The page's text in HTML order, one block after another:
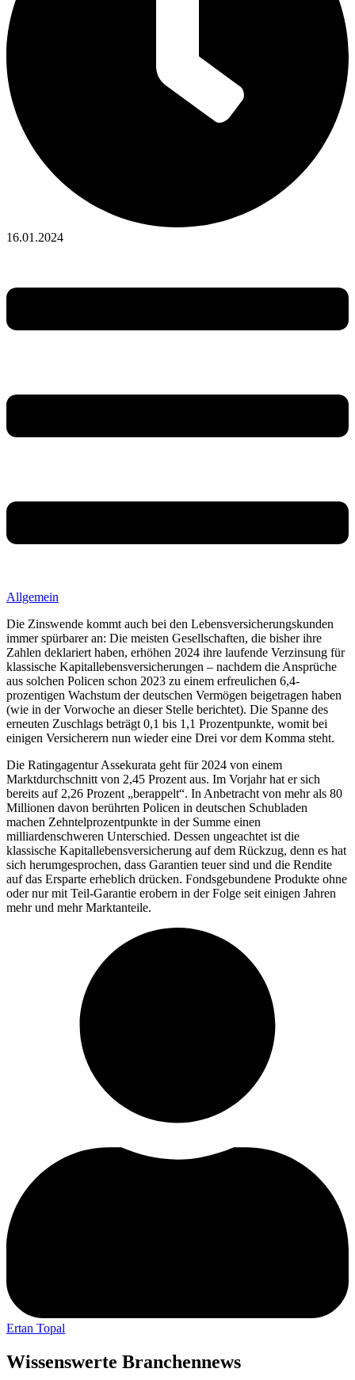
16.01.2024
Allgemein
Die Zinswende kommt auch bei den Lebensversicherungskunden
immer spürbarer an: Die meisten Gesellschaften, die bisher ihre
Zahlen deklariert haben, erhöhen 2024 ihre laufende Verzinsung für
klassische Kapitallebensversicherungen – nachdem die Ansprüche
aus solchen Policen schon 2023 zu einem erfreulichen 6,4-
prozentigen Wachstum der deutschen Vermögen beigetragen haben
(wie in der Vorwoche an dieser Stelle berichtet). Die Spanne des
erneuten Zuschlags beträgt 0,1 bis 1,1 Prozentpunkte, womit bei
einigen Versicherern nun wieder eine Drei vor dem Komma steht.
Die Ratingagentur Assekurata geht für 2024 von einem
Marktdurchschnitt von 2,45 Prozent aus. Im Vorjahr hat er sich
bereits auf 2,26 Prozent „berappelt“. In Anbetracht von mehr als 80
Millionen davon berührten Policen in deutschen Schubladen
machen Zehntelprozentpunkte in der Summe einen
milliardenschweren Unterschied. Dessen ungeachtet ist die
klassische Kapitallebensversicherung auf dem Rückzug, denn es hat
sich herumgesprochen, dass Garantien teuer sind und die Rendite
auf das Ersparte erheblich drücken. Fondsgebundene Produkte ohne
oder nur mit Teil-Garantie erobern in der Folge seit einigen Jahren
mehr und mehr Marktanteile.
Ertan Topal
Wissenswerte Branchennews